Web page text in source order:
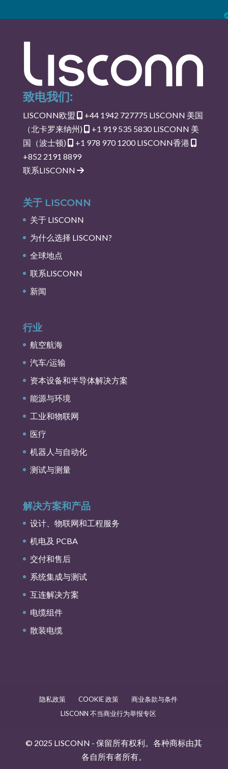
致电我们:
LISCONN欧盟 +44 1942 727775 LISCONN 美国
（北卡罗来纳州)
+1 919 535 5830LISCONN 美
国（波士顿)
+1 978 970 1200LISCONN香港
+852 2191 8899
联系LISCONN
关于 LISCONN
关于 LISCONN
为什么选择 LISCONN?
全球地点
联系LISCONN
新闻
行业
航空航海
汽车/运输
资本设备和半导体解决方案
能源与环境
工业和物联网
医疗
机器人与自动化
测试与测量
解决方案和产品
设计、物联网和工程服务
机电及 PCBA
交付和售后
系统集成与测试
互连解决方案
电缆组件
散装电缆
隐私政策 COOKIE 政策
商业条款与条件
LISCONN 不当商业行为举报专区
© 2025 LISCONN - 保留所有权利。各种商标由其
各自所有者所有。